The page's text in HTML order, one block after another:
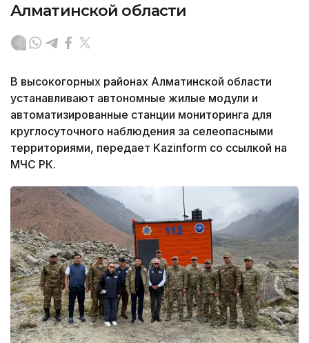
Алматинской области
В высокогорных районах Алматинской области
устанавливают автономные жилые модули и
автоматизированные станции мониторинга для
круглосуточного наблюдения за селеопасными
территориями, передает Kazinform со ссылкой на
МЧС РК.